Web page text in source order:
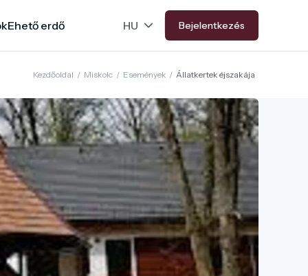
Ehető erdő Bejelentkezés
Kezdőoldal / Miskolc / Események / Állatkertek éjszakája